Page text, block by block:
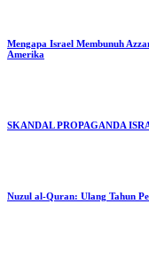
Mengapa Israel Membunuh
Amerika
SKANDAL PROPAGANDA
Nuzul al-Quran: Ulang Tahun